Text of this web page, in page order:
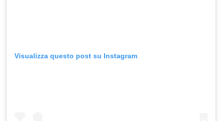
Visualizza questo post su Instagram